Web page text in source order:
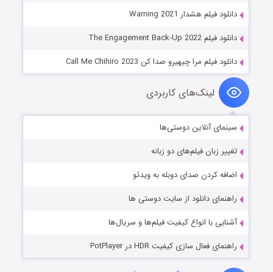
دانلود فیلم هشدار Warning 2021
دانلود فیلم The Engagement Back-Up 2022
دانلود فیلم مرا چیهیرو صدا کن Call Me Chihiro 2023
لینک‌های کاربردی
سینمای آنلاین دوستی‌ها
تغییر زبان فیلم‌های دو زبانه
اضافه کردن صدای دوبله به ویدئو
راهنمای دانلود از سایت دوستی ها
آشنایی با انواع کیفیت فیلم‌ها و سریال‌ها
راهنمای فعال سازی کیفیت HDR در PotPlayer